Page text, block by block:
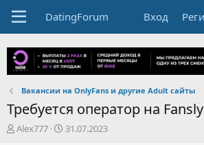
DatingForum Вход
Вакансии на OnlyFans и другие Adult сайты
Требуется оператор на Fansly
А
Alex777
Д
31.07.2023